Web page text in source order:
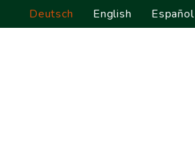
Deutsch English Español